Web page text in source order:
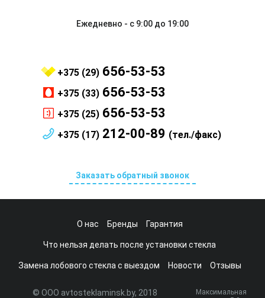
Ежедневно - с 9:00 до 19:00
+375 (29) 656-53-53
+375 (33) 656-53-53
+375 (25) 656-53-53
+375 (17) 212-00-89 (тел./факс)
Заказать обратный звонок
О нас Бренды Гарантия
Что нельзя делать после установки стекла
Замена лобового стекла с выездом Новости Отзывы
© ООО avtosteklaminsk.by, 2018
Максимальная